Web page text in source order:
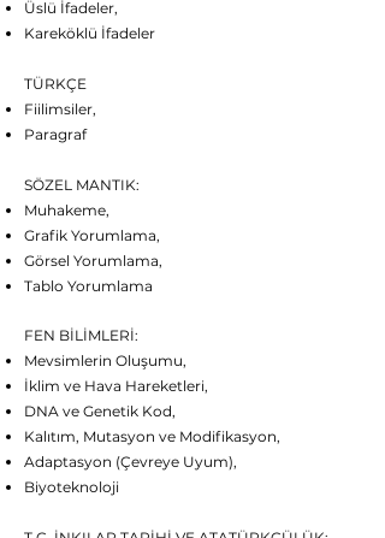
Üslü İfadeler,
Kareköklü İfadeler
TÜRKÇE
Fiilimsiler,
Paragraf
SÖZEL MANTIK:
Muhakeme,
Grafik Yorumlama,
Görsel Yorumlama,
Tablo Yorumlama
FEN BİLİMLERİ:
Mevsimlerin Oluşumu,
İklim ve Hava Hareketleri,
DNA ve Genetik Kod,
Kalıtım, Mutasyon ve Modifikasyon,
Adaptasyon (Çevreye Uyum),
Biyoteknoloji